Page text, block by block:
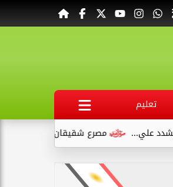
تعليم
مصرع شقيقان وإصابة طفلين في انقلاب